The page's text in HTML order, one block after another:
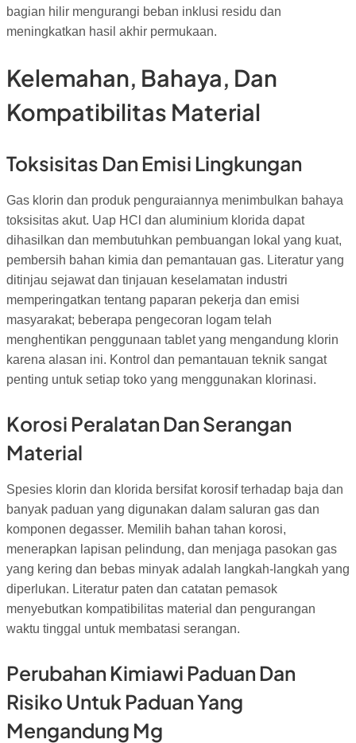
bagian hilir mengurangi beban inklusi residu dan
meningkatkan hasil akhir permukaan.
Kelemahan, Bahaya, Dan
Kompatibilitas Material
Toksisitas Dan Emisi Lingkungan
Gas klorin dan produk penguraiannya menimbulkan bahaya
toksisitas akut. Uap HCl dan aluminium klorida dapat
dihasilkan dan membutuhkan pembuangan lokal yang kuat,
pembersih bahan kimia dan pemantauan gas. Literatur yang
ditinjau sejawat dan tinjauan keselamatan industri
memperingatkan tentang paparan pekerja dan emisi
masyarakat; beberapa pengecoran logam telah
menghentikan penggunaan tablet yang mengandung klorin
karena alasan ini. Kontrol dan pemantauan teknik sangat
penting untuk setiap toko yang menggunakan klorinasi.
Korosi Peralatan Dan Serangan
Material
Spesies klorin dan klorida bersifat korosif terhadap baja dan
banyak paduan yang digunakan dalam saluran gas dan
komponen degasser. Memilih bahan tahan korosi,
menerapkan lapisan pelindung, dan menjaga pasokan gas
yang kering dan bebas minyak adalah langkah-langkah yang
diperlukan. Literatur paten dan catatan pemasok
menyebutkan kompatibilitas material dan pengurangan
waktu tinggal untuk membatasi serangan.
Perubahan Kimiawi Paduan Dan
Risiko Untuk Paduan Yang
Mengandung Mg